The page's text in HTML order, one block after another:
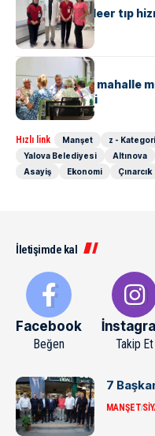
Yalova’da nükleer tıp
KENT GÜNDEMI
Başkan Gürel, mahalle
bir araya geldi
Hızlı link Manşet z -
Yalova Belediyesi
Altınova
Asayiş
Ekonomi Çınarcık
İletişimde kal
Facebook
Beğen Takip Et
7
MANŞET